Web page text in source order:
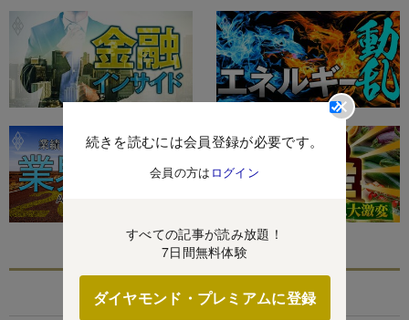
続きを読むには会員登録が必要です。
会員の方は ログイン
すべての記事が読み放題！
7日間無料体験
ダイヤモンド・プレミアムに登録
あなたにおすすめ